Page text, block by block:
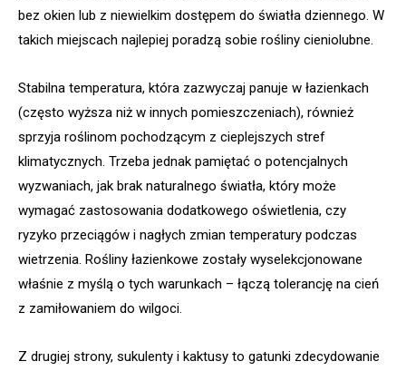
bez okien lub z niewielkim dostępem do światła dziennego. W
takich miejscach najlepiej poradzą sobie rośliny cieniolubne.
Stabilna temperatura, która zazwyczaj panuje w łazienkach
(często wyższa niż w innych pomieszczeniach), również
sprzyja roślinom pochodzącym z cieplejszych stref
klimatycznych. Trzeba jednak pamiętać o potencjalnych
wyzwaniach, jak brak naturalnego światła, który może
wymagać zastosowania dodatkowego oświetlenia, czy
ryzyko przeciągów i nagłych zmian temperatury podczas
wietrzenia. Rośliny łazienkowe zostały wyselekcjonowane
właśnie z myślą o tych warunkach – łączą tolerancję na cień
z zamiłowaniem do wilgoci.
Z drugiej strony, sukulenty i kaktusy to gatunki zdecydowanie